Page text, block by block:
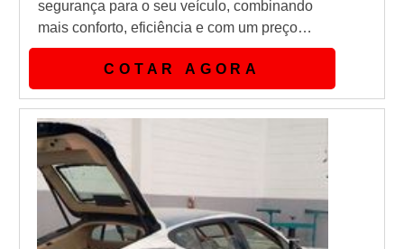
segurança para o seu veículo, combinando
mais conforto, eficiência e com um preço
acessível dentro do mercado.Qual o grande
diferencial na blindagem em automóveis?A
blindagem automotiva pode ser aplicada em
veículos automotores de uso civil, e tem uma
garantia de 3 até 10 anos dependendo da
escolha do vidro, outro fator importa...
COTAR AGORA